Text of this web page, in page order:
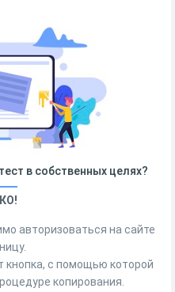
в собственных целях?
авторизоваться на сайте
кнопка, с помощью которой
копирования.